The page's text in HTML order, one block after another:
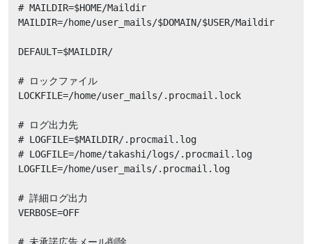
# MAILDIR=$HOME/Maildir
MAILDIR=/home/user_mails/$DOMAIN/$USER/Maildir
DEFAULT=$MAILDIR/
# ロックファイル
LOCKFILE=/home/user_mails/.procmail.lock
# ログ出力先
# LOGFILE=$MAILDIR/.procmail.log
# LOGFILE=/home/takashi/logs/.procmail.log
LOGFILE=/home/user_mails/.procmail.log
# 詳細ログ出力
VERBOSE=OFF